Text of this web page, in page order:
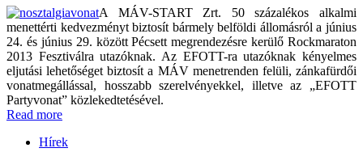
A MÁV-START Zrt. 50 százalékos alkalmi
menettérti kedvezményt biztosít bármely belföldi állomásról a június
24. és június 29. között Pécsett megrendezésre kerülő Rockmaraton
2013 Fesztiválra utazóknak. Az EFOTT-ra utazóknak kényelmes
eljutási lehetőséget biztosít a MÁV menetrenden felüli, zánkafürdői
vonatmegállással, hosszabb szerelvényekkel, illetve az „EFOTT
Partyvonat” közlekedtetésével.
Read more
Hírek